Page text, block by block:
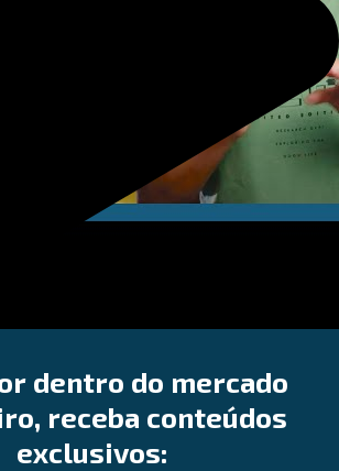
dentro do mercado
receba conteúdos
exclusivos: